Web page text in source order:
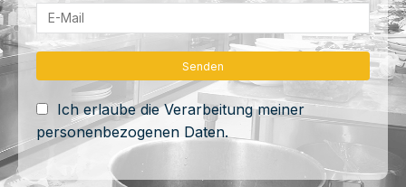
Ich erlaube die Verarbeitung meiner
personenbezogenen Daten.